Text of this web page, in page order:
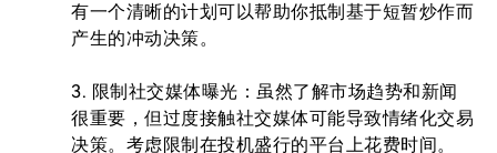
有一个清晰的计划可以帮助你抵制基于短暂炒作而
产生的冲动决策。
3. 限制社交媒体曝光：虽然了解市场趋势和新闻
很重要，但过度接触社交媒体可能导致情绪化交易
决策。考虑限制在投机盛行的平台上花费时间。